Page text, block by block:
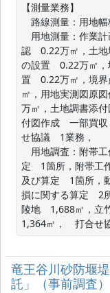
【測量業務】
路線測量：用地
用地測量：作業計
認　0.22万㎡，土
の設置　0.22万㎡
置　0.22万㎡，境
㎡，用地実測図原
万㎡，土地調書添
付図作成　一部買
せ協議　1業務，
用地調査：附帯工
定　1箇所，附帯工
及び算定　1箇所，
損に関する算定　2
陵地　1,688㎡，立
1,364㎡，　打合せ
竜王谷川砂防堰
託」（事前調査）